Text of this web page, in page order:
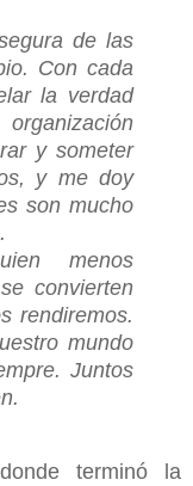
de las
Con cada
la verdad
y someter
y me doy
son mucho
menos
convierten
rendiremos.
mundo
Juntos
terminó la